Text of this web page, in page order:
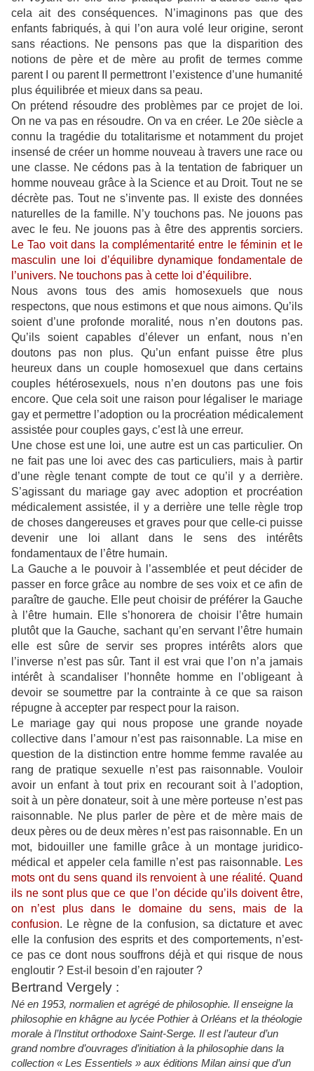
cela ait des conséquences. N’imaginons pas que des
enfants fabriqués, à qui l’on aura volé leur origine, seront
sans réactions. Ne pensons pas que la disparition des
notions de père et de mère au profit de termes comme
parent I ou parent II permettront l’existence d’une humanité
plus équilibrée et mieux dans sa peau.
On prétend résoudre des problèmes par ce projet de loi.
On ne va pas en résoudre. On va en créer. Le 20e siècle a
connu la tragédie du totalitarisme et notamment du projet
insensé de créer un homme nouveau à travers une race ou
une classe. Ne cédons pas à la tentation de fabriquer un
homme nouveau grâce à la Science et au Droit. Tout ne se
décrète pas. Tout ne s’invente pas. Il existe des données
naturelles de la famille. N’y touchons pas. Ne jouons pas
avec le feu. Ne jouons pas à être des apprentis sorciers.
Le Tao voit dans la complémentarité entre le féminin et le
masculin une loi d’équilibre dynamique fondamentale de
l’univers. Ne touchons pas à cette loi d’équilibre.
Nous avons tous des amis homosexuels que nous
respectons, que nous estimons et que nous aimons. Qu’ils
soient d’une profonde moralité, nous n’en doutons pas.
Qu’ils soient capables d’élever un enfant, nous n’en
doutons pas non plus. Qu’un enfant puisse être plus
heureux dans un couple homosexuel que dans certains
couples hétérosexuels, nous n’en doutons pas une fois
encore. Que cela soit une raison pour légaliser le mariage
gay et permettre l’adoption ou la procréation médicalement
assistée pour couples gays, c’est là une erreur.
Une chose est une loi, une autre est un cas particulier. On
ne fait pas une loi avec des cas particuliers, mais à partir
d’une règle tenant compte de tout ce qu’il y a derrière.
S’agissant du mariage gay avec adoption et procréation
médicalement assistée, il y a derrière une telle règle trop
de choses dangereuses et graves pour que celle-ci puisse
devenir une loi allant dans le sens des intérêts
fondamentaux de l’être humain.
La Gauche a le pouvoir à l’assemblée et peut décider de
passer en force grâce au nombre de ses voix et ce afin de
paraître de gauche. Elle peut choisir de préférer la Gauche
à l’être humain. Elle s’honorera de choisir l’être humain
plutôt que la Gauche, sachant qu’en servant l’être humain
elle est sûre de servir ses propres intérêts alors que
l’inverse n’est pas sûr. Tant il est vrai que l’on n’a jamais
intérêt à scandaliser l’honnête homme en l’obligeant à
devoir se soumettre par la contrainte à ce que sa raison
répugne à accepter par respect pour la raison.
Le mariage gay qui nous propose une grande noyade
collective dans l’amour n’est pas raisonnable. La mise en
question de la distinction entre homme femme ravalée au
rang de pratique sexuelle n’est pas raisonnable. Vouloir
avoir un enfant à tout prix en recourant soit à l’adoption,
soit à un père donateur, soit à une mère porteuse n’est pas
raisonnable. Ne plus parler de père et de mère mais de
deux pères ou de deux mères n’est pas raisonnable. En un
mot, bidouiller une famille grâce à un montage juridico-
médical et appeler cela famille n’est pas raisonnable. Les
mots ont du sens quand ils renvoient à une réalité. Quand
ils ne sont plus que ce que l’on décide qu’ils doivent être,
on n’est plus dans le domaine du sens, mais de la
confusion. Le règne de la confusion, sa dictature et avec
elle la confusion des esprits et des comportements, n’est-
ce pas ce dont nous souffrons déjà et qui risque de nous
engloutir ? Est-il besoin d’en rajouter ?
Bertrand Vergely :
Né en 1953, normalien et agrégé de philosophie. Il enseigne la
philosophie en khâgne au lycée Pothier à Orléans et la théologie
morale à l’Institut orthodoxe Saint-Serge. Il est l’auteur d’un
grand nombre d’ouvrages d’initiation à la philosophie dans la
collection « Les Essentiels » aux éditions Milan ainsi que d’un